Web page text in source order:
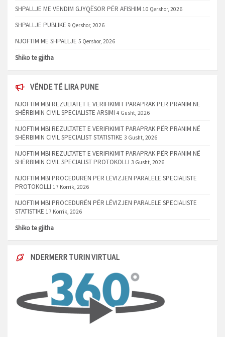
SHPALLJE ME VENDIM GJYQËSOR PËR AFISHIM 10 Qershor, 2026
SHPALLJE PUBLIKE 9 Qershor, 2026
NJOFTIM ME SHPALLJE 5 Qershor, 2026
Shiko te gjitha
VËNDE TË LIRA PUNE
NJOFTIM MBI REZULTATET E VERIFIKIMIT PARAPRAK PËR PRANIM NË
SHËRBIMIN CIVIL SPECIALISTE ARSIMI 4 Gusht, 2026
NJOFTIM MBI REZULTATET E VERIFIKIMIT PARAPRAK PËR PRANIM NË
SHËRBIMIN CIVIL SPECIALIST STATISTIKE 3 Gusht, 2026
NJOFTIM MBI REZULTATET E VERIFIKIMIT PARAPRAK PËR PRANIM NË
SHËRBIMIN CIVIL SPECIALIST PROTOKOLLI 3 Gusht, 2026
NJOFTIM MBI PROCEDURËN PËR LËVIZJEN PARALELE SPECIALISTE
PROTOKOLLI 17 Korrik, 2026
NJOFTIM MBI PROCEDURËN PËR LËVIZJEN PARALELE SPECIALISTE
STATISTIKE 17 Korrik, 2026
Shiko te gjitha
NDERMERR TURIN VIRTUAL